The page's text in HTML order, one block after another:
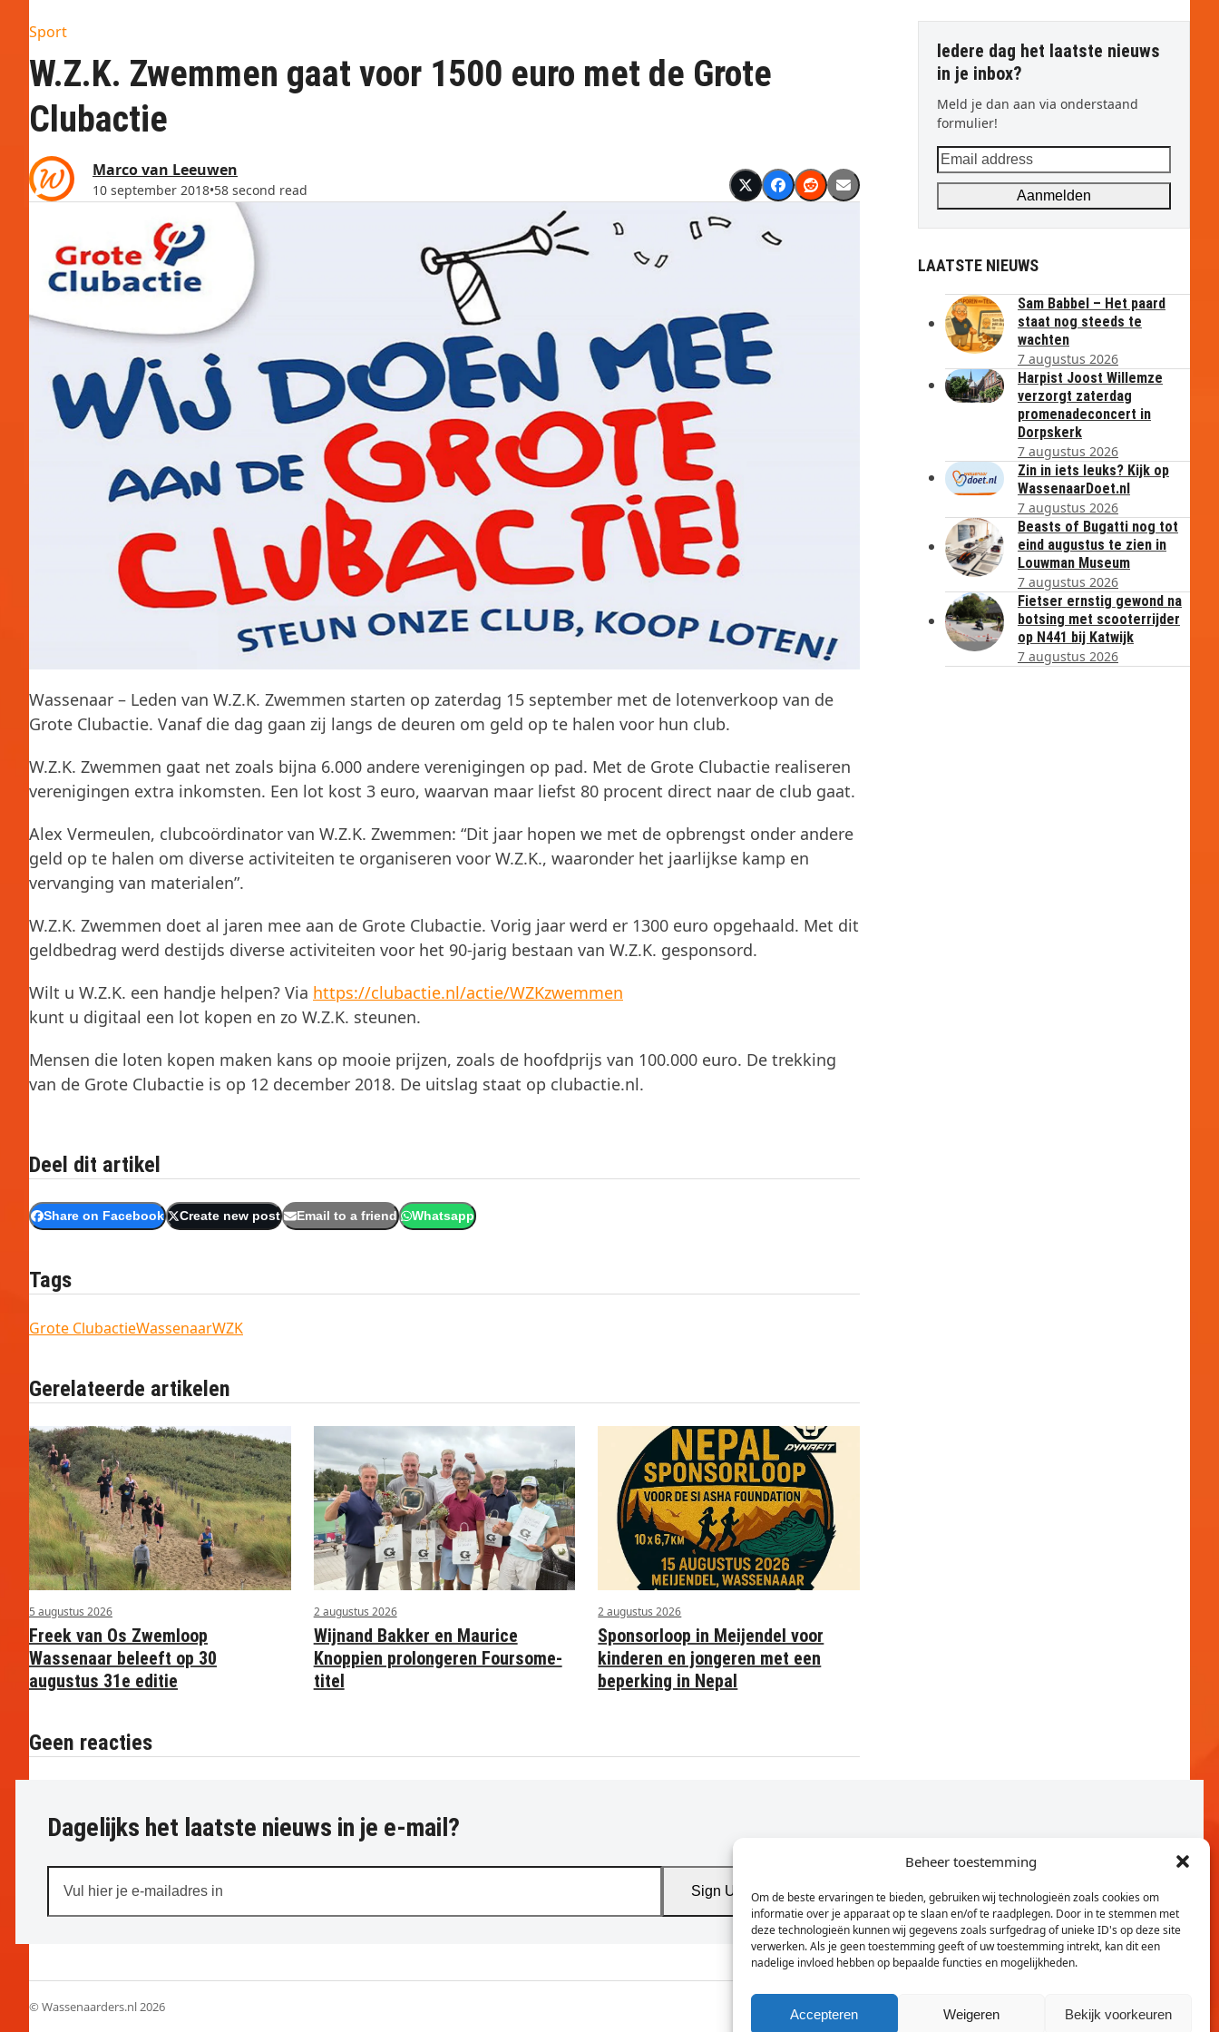
Beheer toestemming
Om de beste ervaringen te bieden, gebruiken wij technologieën zoals cookies om
informatie over je apparaat op te slaan en/of te raadplegen. Door in te stemmen met
deze technologieën kunnen wij gegevens zoals surfgedrag of unieke ID's op deze site
verwerken. Als je geen toestemming geeft of uw toestemming intrekt, kan dit een
nadelige invloed hebben op bepaalde functies en mogelijkheden.
Accepteren Weigeren Bekijk voorkeuren
Sport
W.Z.K. Zwemmen gaat voor 1500 euro met de Grote
Clubactie
Marco van Leeuwen
10 september 2018•58 second read
Wassenaar – Leden van W.Z.K. Zwemmen starten op zaterdag 15 september met de lotenverkoop van de
Grote Clubactie. Vanaf die dag gaan zij langs de deuren om geld op te halen voor hun club.
W.Z.K. Zwemmen gaat net zoals bijna 6.000 andere verenigingen op pad. Met de Grote Clubactie realiseren
verenigingen extra inkomsten. Een lot kost 3 euro, waarvan maar liefst 80 procent direct naar de club gaat.
Alex Vermeulen, clubcoördinator van W.Z.K. Zwemmen: “Dit jaar hopen we met de opbrengst onder andere
geld op te halen om diverse activiteiten te organiseren voor W.Z.K., waaronder het jaarlijkse kamp en
vervanging van materialen”.
W.Z.K. Zwemmen doet al jaren mee aan de Grote Clubactie. Vorig jaar werd er 1300 euro opgehaald. Met dit
geldbedrag werd destijds diverse activiteiten voor het 90-jarig bestaan van W.Z.K. gesponsord.
Wilt u W.Z.K. een handje helpen? Via https://clubactie.nl/actie/WZKzwemmen
kunt u digitaal een lot kopen en zo W.Z.K. steunen.
Mensen die loten kopen maken kans op mooie prijzen, zoals de hoofdprijs van 100.000 euro. De trekking
van de Grote Clubactie is op 12 december 2018. De uitslag staat op clubactie.nl.
Deel dit artikel
Share on Facebook Create new post Email to a friend Whatsapp
Tags
Grote ClubactieWassenaarWZK
Gerelateerde artikelen
5 augustus 2026
Freek van Os Zwemloop
Wassenaar beleeft op 30
augustus 31e editie
2 augustus 2026
Wijnand Bakker en Maurice
Knoppien prolongeren Foursome-
titel
2 augustus 2026
Sponsorloop in Meijendel voor
kinderen en jongeren met een
beperking in Nepal
Geen reacties
Iedere dag het laatste nieuws
in je inbox?
Meld je dan aan via onderstaand
formulier!
Email
address
Aanmelden
LAATSTE NIEUWS
Sam Babbel – Het paard
staat nog steeds te
wachten
7 augustus 2026
Harpist Joost Willemze
verzorgt zaterdag
promenadeconcert in
Dorpskerk
7 augustus 2026
Zin in iets leuks? Kijk op
WassenaarDoet.nl
7 augustus 2026
Beasts of Bugatti nog tot
eind augustus te zien in
Louwman Museum
7 augustus 2026
Fietser ernstig gewond na
botsing met scooterrijder
op N441 bij Katwijk
7 augustus 2026
Dagelijks het laatste nieuws in je e-mail?
hier
je
in
Sign Up
© Wassenaarders.nl 2026 Twitter